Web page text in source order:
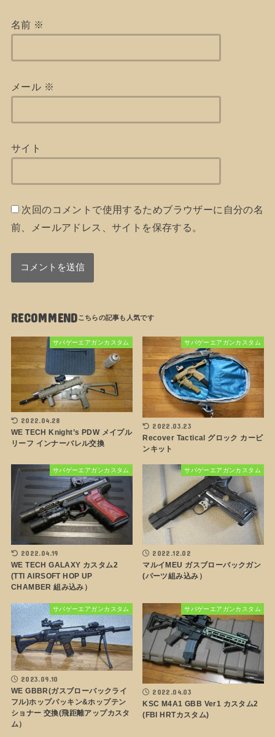
名前 ※
メール ※
サイト
次回のコメントで使用するためブラウザーに自分の名
前、メールアドレス、サイトを保存する。
RECOMMEND
サバゲーエアガンカスタム
2022.04.28
WE TECH Knight’s PDW メイプル
リーフ インナーバレル交換
サバゲーエアガンカスタム
2022.03.23
Recover Tactical グロック カービ
ンキット
サバゲーエアガンカスタム
2022.04.19
WE TECH GALAXY カスタム2
(TTI AIRSOFT HOP UP
CHAMBER 組み込み）
サバゲーエアガンカスタム
2022.12.02
マルイMEU ガスブローバックガン
(パーツ組み込み）
サバゲーエアガンカスタム
2023.09.10
WE GBBR(ガスブローバックライ
フル)ホップパッキン&ホップテン
ショナー 交換(飛距離アップカスタ
ム）
サバゲーエアガンカスタム
2022.04.03
KSC M4A1 GBB Ver1 カスタム2
(FBI HRTカスタム)